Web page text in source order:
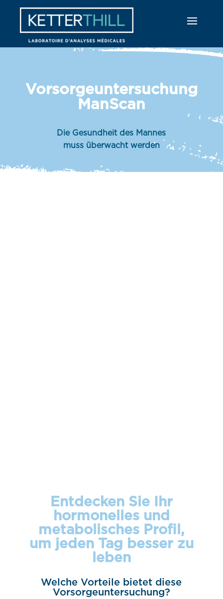
Vorsorgeuntersuchung
ManScan
Die Gesundheit des Mannes
muss überwacht werden
Entdecken Sie Ihr
hormonelles und
metabolisches Profil,
um jeden Tag besser zu
leben
Welche Vorteile bietet diese
Vorsorgeuntersuchung?